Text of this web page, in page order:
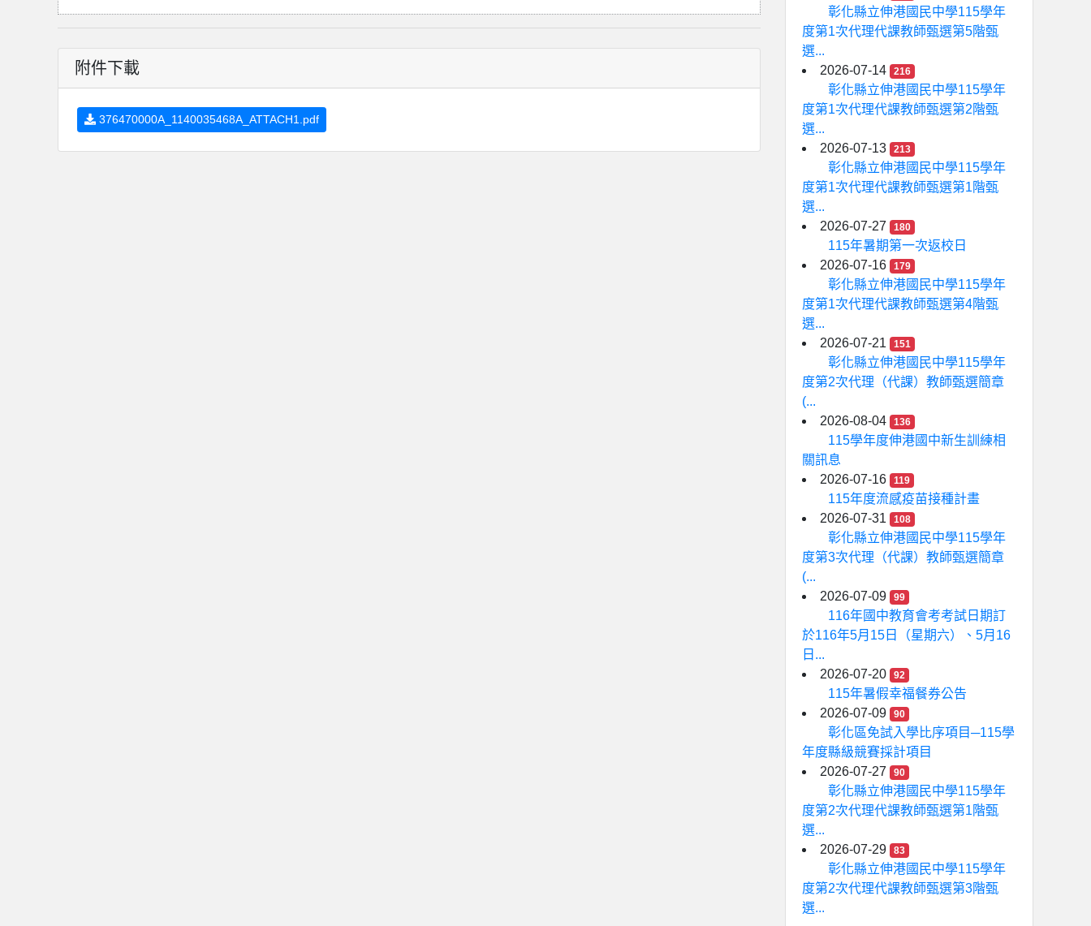
附件下載
376470000A_1140035468A_ATTACH1.pdf
彰化縣立伸港國民中學115學年
度第1次代理代課教師甄選第5階甄
選...
2026-07-14
216
彰化縣立伸港國民中學115學年
度第1次代理代課教師甄選第2階甄
選...
2026-07-13
213
彰化縣立伸港國民中學115學年
度第1次代理代課教師甄選第1階甄
選...
2026-07-27
180
115年暑期第一次返校日
2026-07-16
179
彰化縣立伸港國民中學115學年
度第1次代理代課教師甄選第4階甄
選...
2026-07-21
151
彰化縣立伸港國民中學115學年
度第2次代理（代課）教師甄選簡章
(...
2026-08-04
136
115學年度伸港國中新生訓練相
關訊息
2026-07-16
119
115年度流感疫苗接種計畫
2026-07-31
108
彰化縣立伸港國民中學115學年
度第3次代理（代課）教師甄選簡章
(...
2026-07-09
99
116年國中教育會考考試日期訂
於116年5月15日（星期六）、5月16
日...
2026-07-20
92
115年暑假幸福餐券公告
2026-07-09
90
彰化區免試入學比序項目─115學
年度縣級競賽採計項目
2026-07-27
90
彰化縣立伸港國民中學115學年
度第2次代理代課教師甄選第1階甄
選...
2026-07-29
83
彰化縣立伸港國民中學115學年
度第2次代理代課教師甄選第3階甄
選...